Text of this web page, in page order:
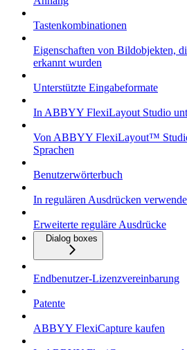
Tastenkombinationen
Eigenschaften von Bildobjekten,
erkannt wurden
Unterstützte Eingabeformate
In ABBYY FlexiLayout Studio
Von ABBYY FlexiLayout™
Sprachen
Benutzerwörterbuch
In regulären Ausdrücken
Erweiterte reguläre Ausdrücke
Dialog boxes
Endbenutzer-Lizenzvereinbarung
Patente
ABBYY FlexiCapture kaufen